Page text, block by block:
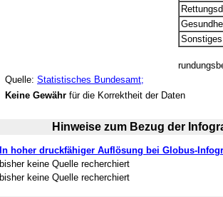
Sonstiges
Quelle: Statistisches Bundesamt;
Keine Gewähr für die Korrektheit der Daten
Hinweise zum Bezug der
In hoher druckfähiger Auflösung bei Globus-
bisher keine Quelle recherchiert
bisher keine Quelle recherchiert